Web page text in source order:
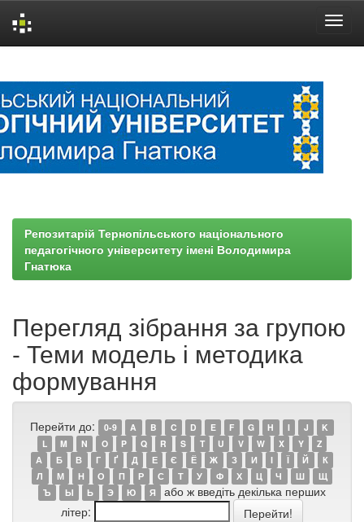
Репозитарій Тернопільського національного
педагогічного університету імені Володимира
Гнатюка
Перегляд зібрання за групою
- Теми модель і методика
формування
Перейти до: 0-9 A B C D E F G H I J
K
L
M N O P Q R S T U V W X Y
Z
А
Б В Г Ґ Д Е Є Ё Ж З И І Ї Й
К
Л
М Н О П Р С Т У Ф Х Ц Ч Ш
Щ
Ъ
Ы Ь Э Ю Я
або ж введіть декілька перших
літер: